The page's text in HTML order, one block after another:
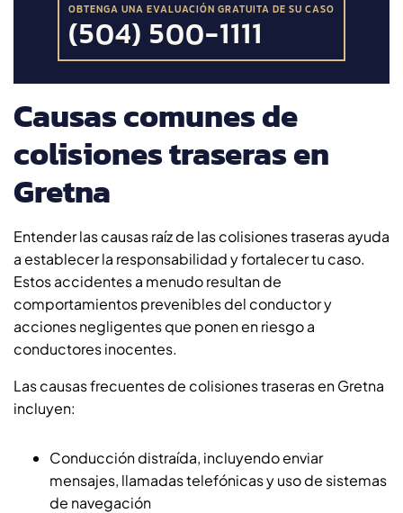
OBTENGA UNA EVALUACIÓN GRATUITA DE SU CASO
(504) 500-1111
Causas comunes de
colisiones traseras en
Gretna
Entender las causas raíz de las colisiones traseras ayuda
a establecer la responsabilidad y fortalecer tu caso.
Estos accidentes a menudo resultan de
comportamientos prevenibles del conductor y
acciones negligentes que ponen en riesgo a
conductores inocentes.
Las causas frecuentes de colisiones traseras en Gretna
incluyen:
Conducción distraída, incluyendo enviar
mensajes, llamadas telefónicas y uso de sistemas
de navegación